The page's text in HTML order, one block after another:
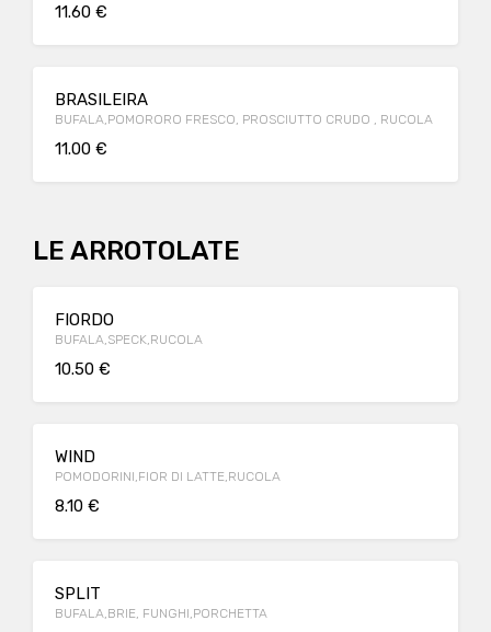
11.60 €
BRASILEIRA
BUFALA,POMORORO FRESCO, PROSCIUTTO CRUDO , RUCOLA
11.00 €
LE ARROTOLATE
FIORDO
BUFALA,SPECK,RUCOLA
10.50 €
WIND
POMODORINI,FIOR DI LATTE,RUCOLA
8.10 €
SPLIT
BUFALA,BRIE, FUNGHI,PORCHETTA